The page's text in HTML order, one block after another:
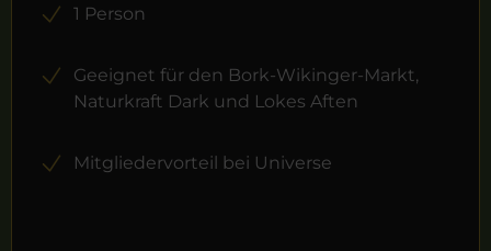
1 Person
Geeignet für den Bork-Wikinger-Markt,
Naturkraft Dark und Lokes Aften
Mitgliedervorteil bei Universe